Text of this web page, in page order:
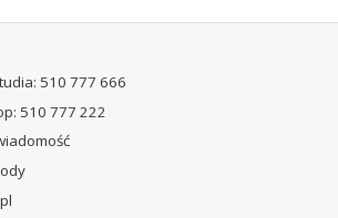
510 777 666
510 777 222